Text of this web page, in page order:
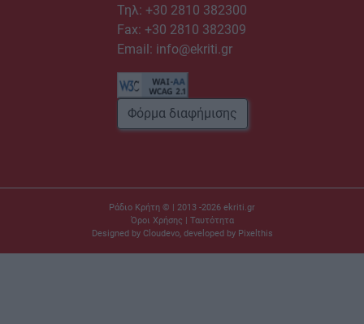
Τηλ: +30 2810 382300
Fax: +30 2810 382309
Email: info@ekriti.gr
Φόρμα διαφήμισης
Ράδιο Κρήτη © | 2013 -2026 ekriti.gr
Όροι Χρήσης
Ταυτότητα
Designed by Cloudevo, developed by Pixelthis